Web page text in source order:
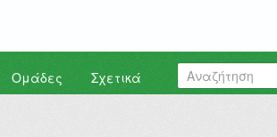
Ομάδες Σχετικά